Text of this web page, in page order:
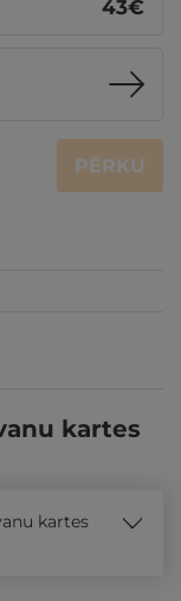
43€
PĒRKU
kartes
kartes